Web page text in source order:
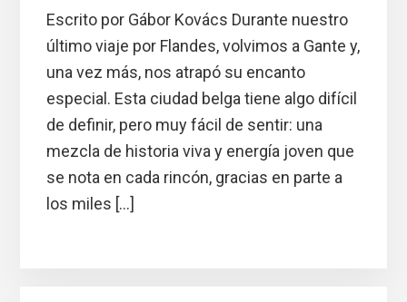
Escrito por Gábor Kovács Durante nuestro
último viaje por Flandes, volvimos a Gante y,
una vez más, nos atrapó su encanto
especial. Esta ciudad belga tiene algo difícil
de definir, pero muy fácil de sentir: una
mezcla de historia viva y energía joven que
se nota en cada rincón, gracias en parte a
los miles […]